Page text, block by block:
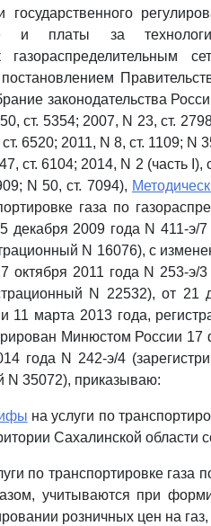
и платы за
газораспределительным
законодательства
ст. 5354; 2007, N 23, ст.
6520; 2011, N 8, ст. 1109; N
ст. 6104; 2014, N 2 (часть I),
N 50, ст. 7094),
газа по
декабря 2009 года N 411-э/
N 16076), с
октября 2011 года N 253-э/
N 22532), от 21
11 марта 2013 года,
Минюстом России
года N 242-э/4
N 35072), приказываю:
на услуги по
Сахалинской области
по транспортировке газа
учитываются при
розничных цен на